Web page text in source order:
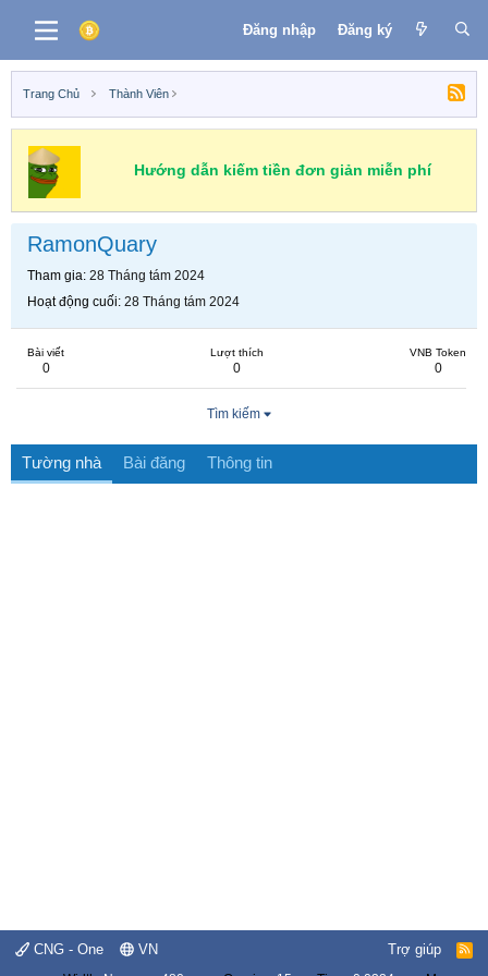
Đăng nhập Đăng ký
Trang Chủ Thành Viên
Hướng dẫn kiếm tiền đơn giản miễn phí
RamonQuary
Tham gia 28 Tháng tám 2024
Hoạt động cuối 28 Tháng tám 2024
Bài viết
0
Lượt thích
0
VNB Token
0
Tìm kiếm
Tường nhà Bài đăng Thông tin
CNG - One VN Trợ giúp
R